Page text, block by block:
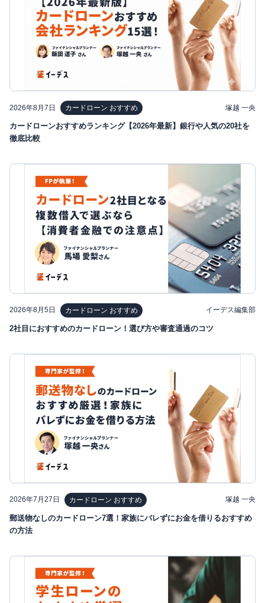
2026年8月7日 カードローン おすすめ 塚越 一央
カードローンおすすめランキング【2026年最新】銀行や人気の20社を
徹底比較
2026年8月5日 カードローン おすすめ イーデス編集部
2社目におすすめのカードローン！選び方や審査通過のコツ
2026年7月27日 カードローン おすすめ 塚越 一央
郵送物なしのカードローン7選！家族にバレずにお金を借りるおすすめ
の方法